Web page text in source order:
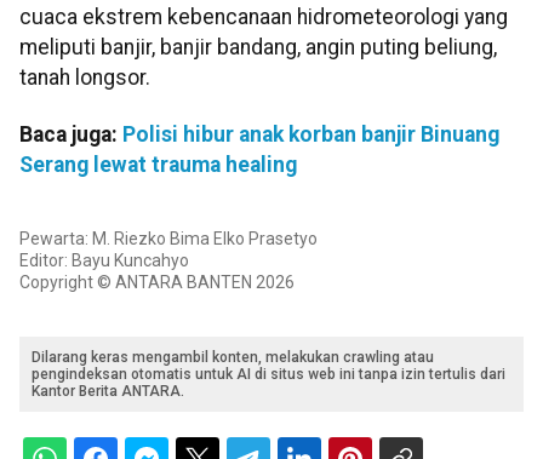
cuaca ekstrem kebencanaan hidrometeorologi yang
meliputi banjir, banjir bandang, angin puting beliung,
tanah longsor.
Baca juga: Polisi hibur anak korban banjir Binuang
Serang lewat trauma healing
Pewarta: M. Riezko Bima Elko Prasetyo
Editor: Bayu Kuncahyo
Copyright © ANTARA BANTEN 2026
Dilarang keras mengambil konten, melakukan crawling atau
pengindeksan otomatis untuk AI di situs web ini tanpa izin tertulis dari
Kantor Berita ANTARA.